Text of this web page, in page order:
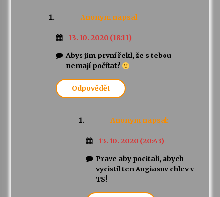
Anonym napsal:
13. 10. 2020 (18:11)
Abys jim první řekl, že s tebou
nemají počítat?
Odpovědět
Anonym napsal:
13. 10. 2020 (20:43)
Prave aby pocitali, abych
vycistil ten Augiasuv chlev v
TS!